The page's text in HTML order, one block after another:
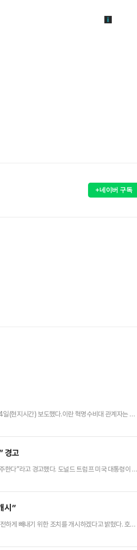
+네이버 구독
(현지시간) 보도했다.이란 혁명수비대 관계자는 이
을 강행한 후 미사일 공격을 받았다”며 “이 군함은
경고
한다”라고 경고했다. 도널드 트럼프 미국 대통령이
호르무즈 해협의 새로운 해상 질서에 대한 미국의 어
시”
게 빼내기 위한 조치를 개시하겠다고 밝혔다. 호르
트루스소셜을 통해 “중동분쟁에 전혀 관여하지 않